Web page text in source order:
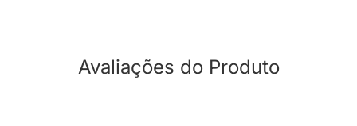
Avaliações do Produto